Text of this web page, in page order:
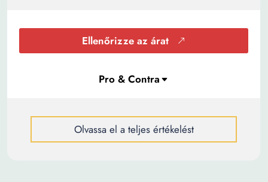
Ellenőrizze az árat
Olvassa el a teljes értékelést